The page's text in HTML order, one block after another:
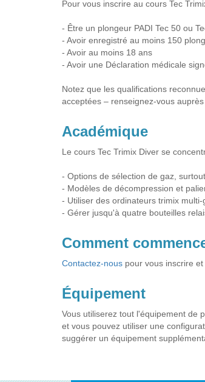
Pour vous inscrire au cours Tec
- Être un plongeur PADI Tec 50 ou
- Avoir enregistré au moins 150
- Avoir au moins 18 ans
- Avoir une Déclaration médicale
Notez que les qualifications
acceptées – renseignez-vous
Académique
Le cours Tec Trimix Diver se
- Options de sélection de gaz,
- Modèles de décompression et
- Utiliser des ordinateurs trimix multi-
- Gérer jusqu'à quatre bouteilles
Comment
Contactez-nous pour vous inscrire
Équipement
Vous utiliserez tout l'équipement de
et vous pouvez utiliser une
suggérer un équipement